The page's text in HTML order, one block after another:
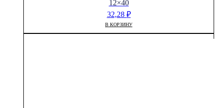
12×40
32,28 ₽
В КОРЗИНУ